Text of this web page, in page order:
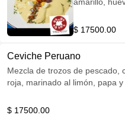
$ 17500.00
Ceviche Peruano
Mezcla de trozos de pescado,
roja, marinado al limón, papa y
$ 17500.00